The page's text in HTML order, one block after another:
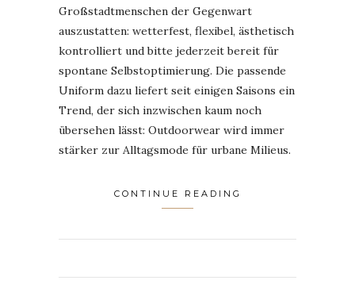
Großstadtmenschen der Gegenwart
auszustatten: wetterfest, flexibel, ästhetisch
kontrolliert und bitte jederzeit bereit für
spontane Selbstoptimierung. Die passende
Uniform dazu liefert seit einigen Saisons ein
Trend, der sich inzwischen kaum noch
übersehen lässt: Outdoorwear wird immer
stärker zur Alltagsmode für urbane Milieus.
CONTINUE READING